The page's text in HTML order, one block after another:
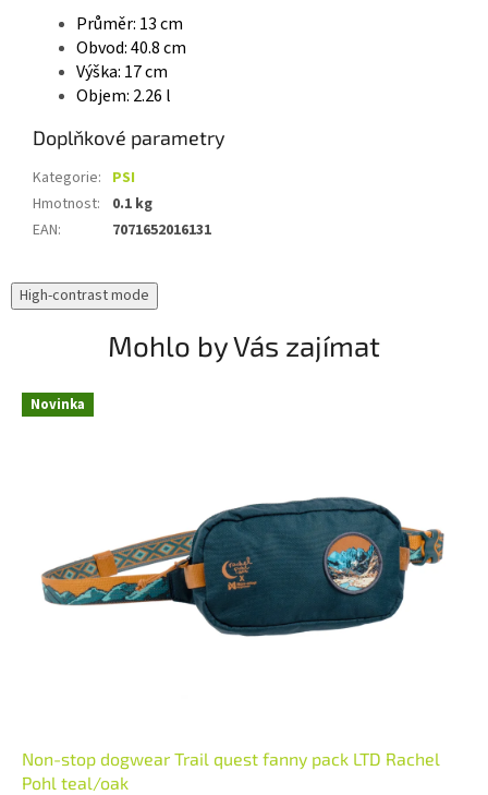
Průměr: 13 cm
Obvod: 40.8 cm
Výška: 17 cm
Objem: 2.26 l
Doplňkové parametry
Kategorie: PSI
Hmotnost:
0.1 kg
EAN: 7071652016131
High-contrast mode
Mohlo by Vás zajímat
Novinka
Non-stop dogwear Trail quest fanny pack LTD Rachel
Pohl teal/oak